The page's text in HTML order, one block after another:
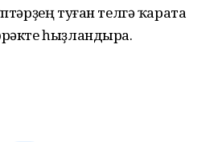
туған телгә ҡарата
һыҙландыра.